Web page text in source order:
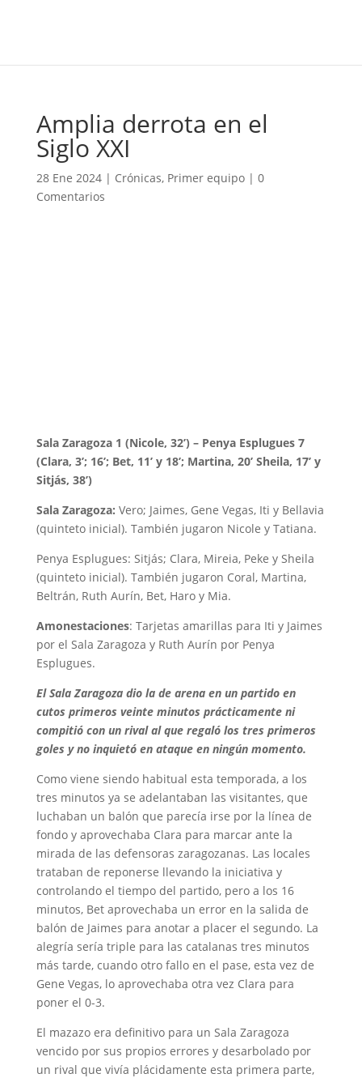
Amplia derrota en el
Siglo XXI
28 Ene 2024| Crónicas, Primer equipo| 0
Comentarios
Sala Zaragoza 1 (Nicole, 32’) – Penya Esplugues 7
(Clara, 3’; 16’; Bet, 11’ y 18’; Martina, 20’ Sheila, 17’ y
Sitjás, 38’)
Sala Zaragoza: Vero; Jaimes, Gene Vegas, Iti y Bellavia
(quinteto inicial). También jugaron Nicole y Tatiana.
Penya Esplugues: Sitjás; Clara, Mireia, Peke y Sheila
(quinteto inicial). También jugaron Coral, Martina,
Beltrán, Ruth Aurín, Bet, Haro y Mia.
Amonestaciones: Tarjetas amarillas para Iti y Jaimes
por el Sala Zaragoza y Ruth Aurín por Penya
Esplugues.
El Sala Zaragoza dio la de arena en un partido en
cutos primeros veinte minutos prácticamente ni
compitió con un rival al que regaló los tres primeros
goles y no inquietó en ataque en ningún momento.
Como viene siendo habitual esta temporada, a los
tres minutos ya se adelantaban las visitantes, que
luchaban un balón que parecía irse por la línea de
fondo y aprovechaba Clara para marcar ante la
mirada de las defensoras zaragozanas. Las locales
trataban de reponerse llevando la iniciativa y
controlando el tiempo del partido, pero a los 16
minutos, Bet aprovechaba un error en la salida de
balón de Jaimes para anotar a placer el segundo. La
alegría sería triple para las catalanas tres minutos
más tarde, cuando otro fallo en el pase, esta vez de
Gene Vegas, lo aprovechaba otra vez Clara para
poner el 0-3.
El mazazo era definitivo para un Sala Zaragoza
vencido por sus propios errores y desarbolado por
un rival que vivía plácidamente esta primera parte,